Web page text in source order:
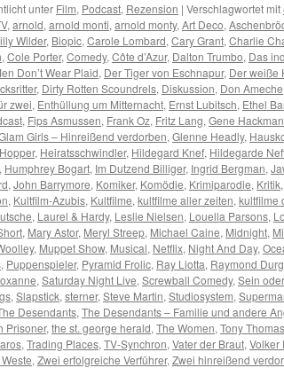
unter Film, Podcast, Rezension | Verschlagwortet mit
, arnold, arnold monti, arnold monty, Art Deco,
Wilder, Biopic, Carole Lombard, Cary Grant, Charlie
, Cole Porter, Comedy, Côte d’Azur, Dalton Trumbo, Das
Don’t Wear Plaid, Der Tiger von Eschnapur, Der weiße
, Dirty Rotten Scoundrels, Diskussion, Don Ameche
zwei, Enthüllung um Mitternacht, Ernst Lubitsch, Ethel
, Fips Asmussen, Frank Oz, Fritz Lang, Gene Hackman
Girls – Hinreißend verdorben, Glenne Headly,
, Heiratsschwindler, Hildegard Knef, Hildegarde
, Humphrey Bogart, Im Dutzend Billiger, Ingrid Bergman,
, John Barrymore, Komiker, Komödie, Krimiparodie, Kritik,
, Kultfilm-Azubis, Kultfilme, kultfilme aller zeiten, kultfilme
, Laurel & Hardy, Leslie Nielsen, Louella Parsons,
, Mary Astor, Meryl Streep, Michael Caine, Midnight,
, Muppet Show, Musical, Netflix, Night And Day,
, Puppenspieler, Pyramid Frolic, Ray Liotta, Raymond
, Saturday Night Live, Screwball Comedy, Sein
, Slapstick, sterner, Steve Martin, Studiosystem,
Desendants, The Desendants – Familie und andere
Prisoner, the st. george herald, The Women, Tony Thomas
, Trading Places, TV-Synchron, Vater der Braut, Volker
, Zwei erfolgreiche Verführer, Zwei hinreißend